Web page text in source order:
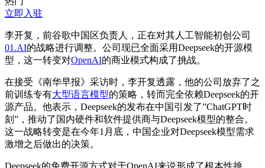
立即入驻
李开复，前谷歌中国区负责人，正在对其人工智能初创公司
01.AI的战略进行调整。公司现已全面采用Deepseek的开源模
型，这一转变对OpenAI的商业模式构成了挑战。
在接受《南华早报》采访时，李开复透露，他的公司放弃了之
前训练专有大型语言模型的策略，转而完全依赖Deepseek的开
源产品。他表示，Deepseek的发布在中国引发了”ChatGPT时
刻”，推动了国内硬件和软件提供商与Deepseek模型的整合。
这一战略转变是在今年1月底，中国企业对Deepseek模型需求
激增之后做出的决策。
Deepseek的免费开源方式对于OpenAI来说形成了根本性挑